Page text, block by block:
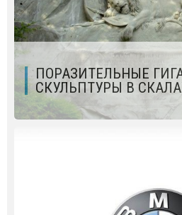
ПОРАЗИТЕЛЬНЫЕ
СКУЛЬПТУРЫ В